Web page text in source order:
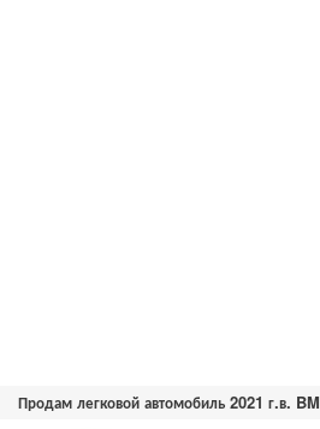
Продам легковой автомобиль 2021 г.в.